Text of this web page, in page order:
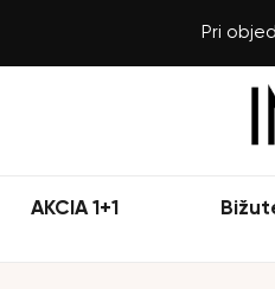
Pri
AKCIA 1+1